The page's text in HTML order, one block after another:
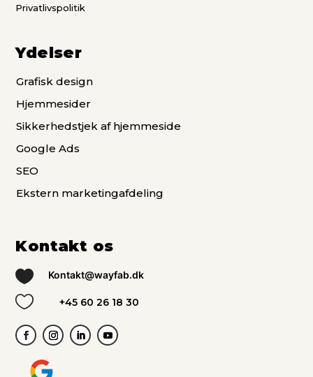
Privatlivspolitik
Ydelser
Grafisk design
Hjemmesider
Sikkerhedstjek af hjemmeside
Google Ads
SEO
Ekstern marketingafdeling
Kontakt os
 Kontakt@wayfab.dk
 +45 60 26 18 30